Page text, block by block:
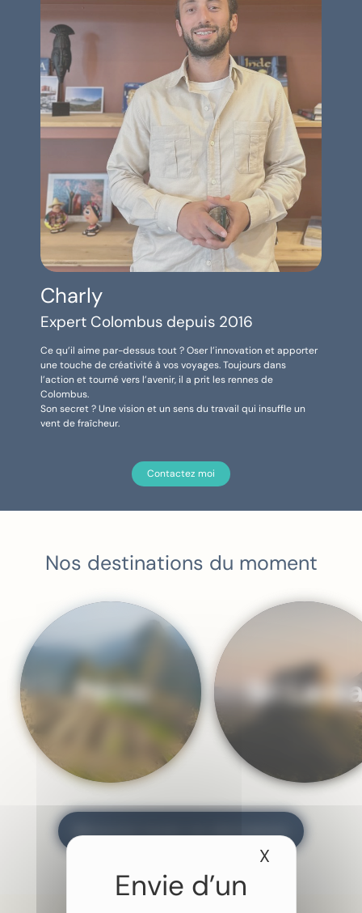
X Masquer
Charly
Expert Colombus depuis 2016
Ce qu’il aime par-dessus tout ? Oser l’innovation et apporter
une touche de créativité à vos voyages. Toujours dans
l’action et tourné vers l’avenir, il a prit les rennes de
Colombus.
Son secret ? Une vision et un sens du travail qui insuffle un
vent de fraîcheur.
Contactez moi
Nos destinations du moment
Pérou Sri Lanka